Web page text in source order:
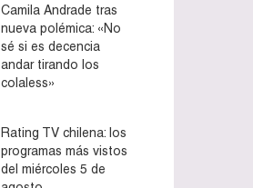
Camila Andrade tras
nueva polémica: «No
sé si es decencia
andar tirando los
colaless»
Rating TV chilena: los
programas más vistos
del miércoles 5 de